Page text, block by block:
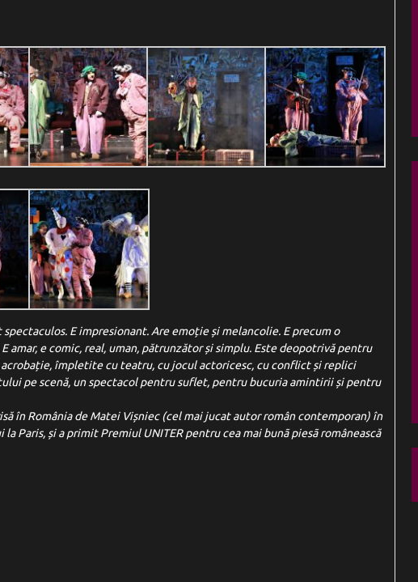
spectaculos. E impresionant. Are emoție și melancolie. E precum o
amar, e comic, real, uman, pătrunzător și simplu. Este deopotrivă pentru
acrobație, împletite cu teatru, cu jocul actoricesc, cu conflict și replici
pe scenă, un spectacol pentru suflet, pentru bucuria amintirii și pentru
în România de Matei Vișniec (cel mai jucat autor român contemporan) în
Paris, și a primit Premiul UNITER pentru cea mai bunã piesã românească